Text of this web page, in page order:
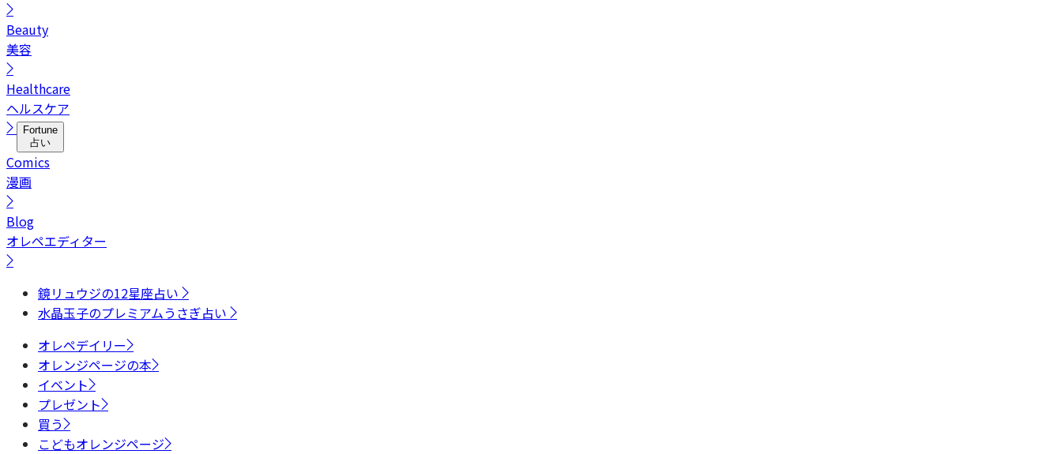
Beauty
美容
Healthcare
ヘルスケア
Fortune
占い
Comics
漫画
Blog
オレペエディター
鏡リュウジの12星座占い
水晶玉子のプレミアムうさぎ占い
オレペデイリー
オレンジページの本
イベント
プレゼント
買う
こどもオレンジページ